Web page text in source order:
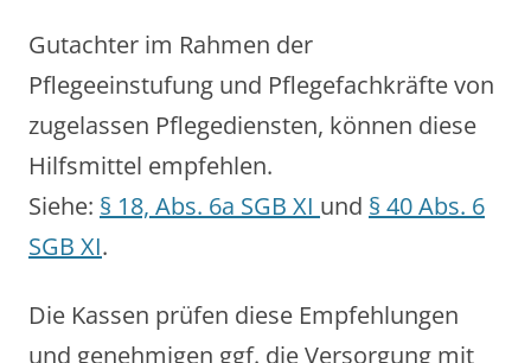
Gutachter im Rahmen der
Pflegeeinstufung und Pflegefachkräfte von
zugelassen Pflegediensten, können diese
Hilfsmittel empfehlen.
Siehe: § 18, Abs. 6a SGB XI und § 40 Abs. 6
SGB XI.
Die Kassen prüfen diese Empfehlungen
und genehmigen ggf. die Versorgung mit